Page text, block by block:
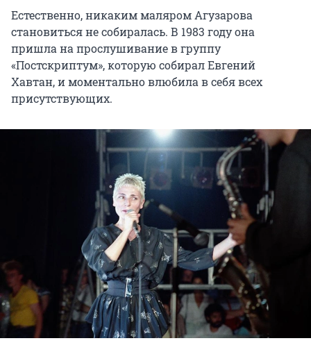
Естественно, никаким маляром Агузарова
становиться не собиралась. В 1983 году она
пришла на прослушивание в группу
«Постскриптум», которую собирал Евгений
Хавтан, и моментально влюбила в себя всех
присутствующих.